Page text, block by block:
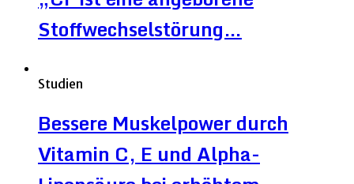
Stoffwechselstörung…
Studien
Bessere Muskelpower durch
Vitamin C, E und Alpha-